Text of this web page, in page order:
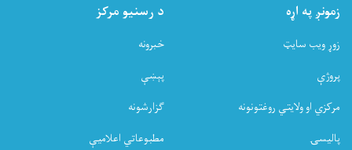
زمونږ په اړه
زوړ ویب سایټ
پروژې
مرکزي او ولایتي روغتونونه
پالیسۍ
د رسنیو مرکز
خبرونه
پېښې
ګزارشونه
مطبوعاتي اعلامیې